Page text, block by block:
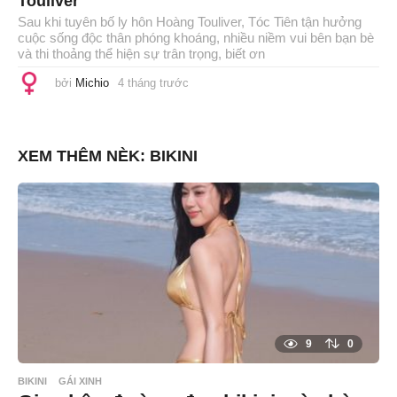
Sau khi tuyên bố ly hôn Hoàng Touliver, Tóc Tiên tận hưởng
cuộc sống độc thân phóng khoáng, nhiều niềm vui bên bạn bè
và thi thoảng thể hiện sự trân trọng, biết ơn
bởi Michio 4 tháng trước
t
ư
ớ
c
XEM THÊM NÈK: BIKINI
9 0
BIKINI GÁI XINH